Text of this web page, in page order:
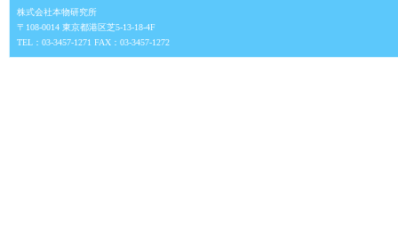
株式会社本物研究所
〒108-0014 東京都港区芝5-13-18-4F
TEL：03-3457-1271 FAX：03-3457-1272